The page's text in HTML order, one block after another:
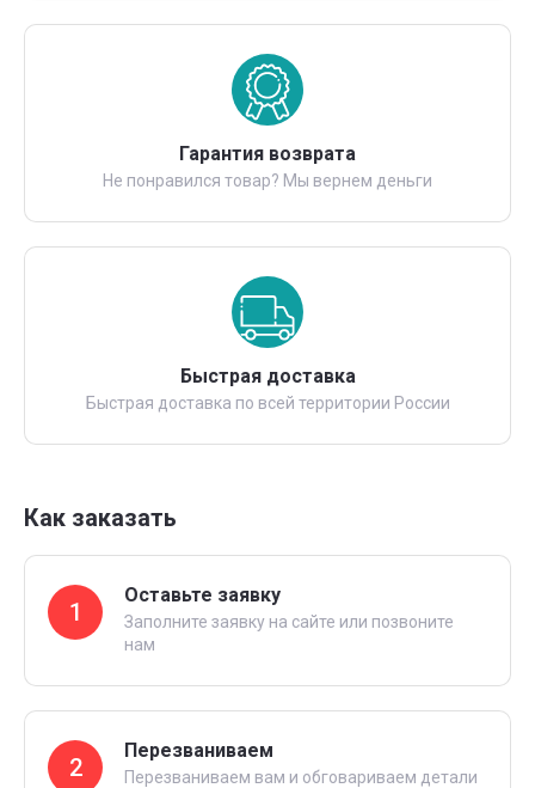
Гарантия возврата
Не понравился товар? Мы вернем деньги
Быстрая доставка
Быстрая доставка по всей территории России
Как заказать
1
Оставьте заявку
Заполните заявку на сайте или позвоните
нам
2
Перезваниваем
Перезваниваем вам и обговариваем детали